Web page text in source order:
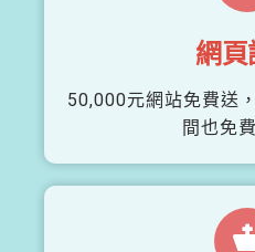
網頁
50,000元網站免費送
間也免